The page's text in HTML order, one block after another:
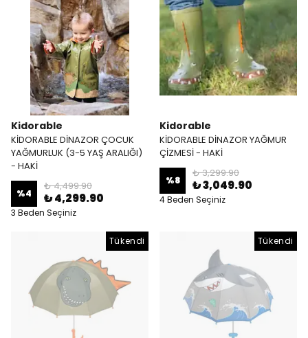
Kidorable
KİDORABLE DİNAZOR ÇOCUK
YAĞMURLUK (3-5 YAŞ ARALIĞI)
- HAKİ
%4
₺ 4,499.90
₺ 4,299.90
3 Beden Seçiniz
Kidorable
KİDORABLE DİNAZOR YAĞMUR
ÇİZMESİ - HAKİ
%8
₺ 3,299.90
₺ 3,049.90
4 Beden Seçiniz
Tükendi Tükendi